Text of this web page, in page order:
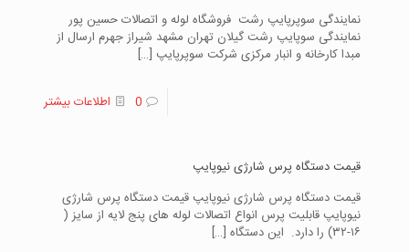
نمایندگی سوپرپایپ رشت فروشگاه لوله و اتصالات حسین پور
نمایندگی سوپایپ رشت گیلان تهران مشهد شیراز جهرم ارسال از
مبدا کارخانه و انبار مرکزی شرکت سوپرپایپ […]
0 اطلاعات بیشتر
قیمت دستگاه پرس شارژی نیوپایپ
قیمت دستگاه پرس شارژی نیوپایپ قیمت دستگاه پرس شارژی
نیوپایپ قابلیت پرس انواع اتصالات لوله های پنج لایه از سایز (
۱۶-۳۲) را دارد. این دستگاه
[…]